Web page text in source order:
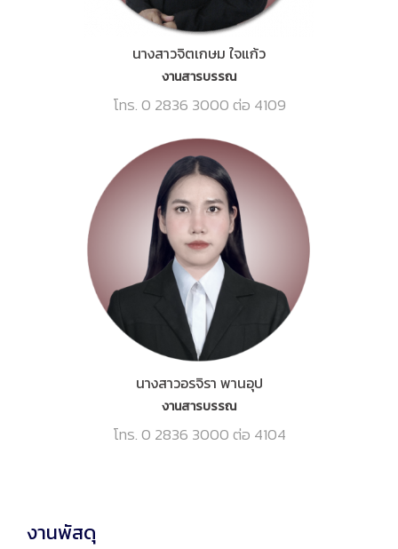
นางสาวจิตเกษม ใจแก้ว
งานสารบรรณ
โทร. 0 2836 3000 ต่อ 4109
นางสาวอรจิรา พานอุป
งานสารบรรณ
โทร. 0 2836 3000 ต่อ 4104
งานพัสดุ